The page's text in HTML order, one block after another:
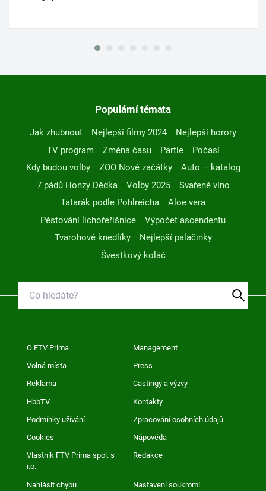
Populární témata
Jak zhubnout Nejlepší filmy 2024
Nejlepší horory
TV program
Změna času Partie
Počasí
Kdy budou volby
ZOO Nové začátky
Auto – katalog
7 pádů Honzy Dědka
Volby 2025
Svařené víno
Tatarák podle Pohlreicha
Aloe vera
Pěstování lichořeřišnice
Výpočet ascendentu
Tvarohové knedlíky
Nejlepší palačinky
Švestkový koláč
O FTV Prima Management
Volná místa Press
Reklama Castingy a výzvy
HbbTV Kontakty
Podmínky užívání Zpracování osobních údajů
Cookies Nápověda
Vlastník FTV Prima spol. s
r.o.
Redakce
Nahlásit chybu Nastavení soukromí